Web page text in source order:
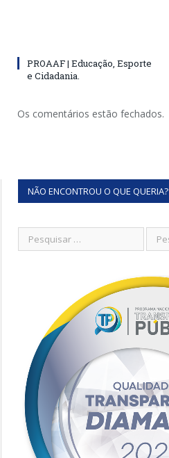
PROAAF | Educação, Esporte
e Cidadania.
Os comentários estão fechados.
NÃO ENCONTROU O QUE QUERIA?